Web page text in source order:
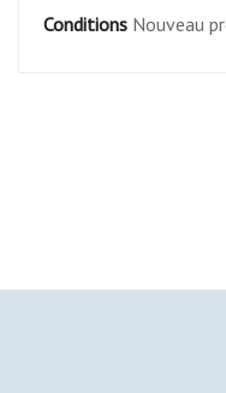
Conditions Nouveau